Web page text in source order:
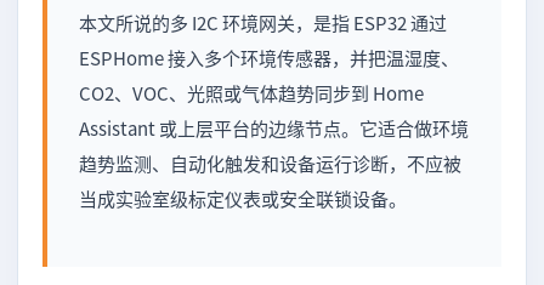
本文所说的多 I2C 环境网关，是指 ESP32 通过
ESPHome 接入多个环境传感器，并把温湿度、
CO2、VOC、光照或气体趋势同步到 Home
Assistant 或上层平台的边缘节点。它适合做环境
趋势监测、自动化触发和设备运行诊断，不应被
当成实验室级标定仪表或安全联锁设备。